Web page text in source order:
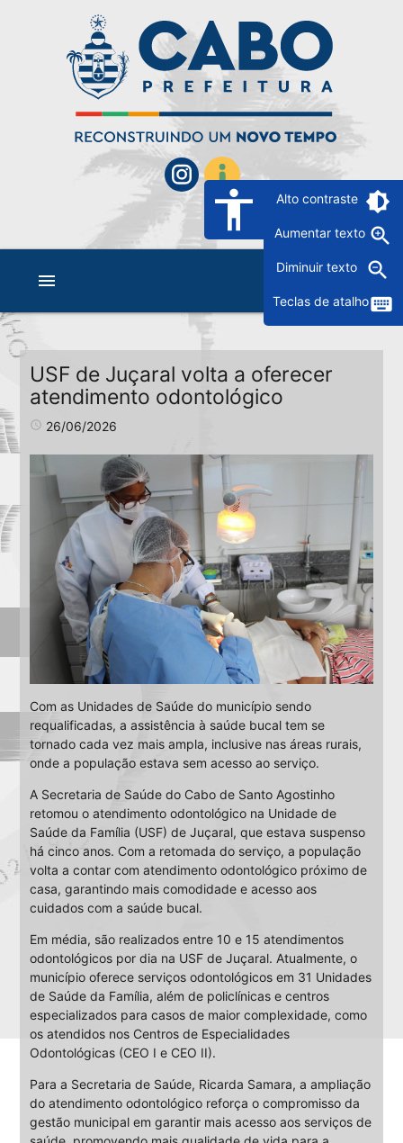
accessibility Alto contraste brightness_6
Aumentar texto zoom_in
Diminuir texto zoom_out
Teclas de atalhokeyboard
menu
USF de Juçaral volta a oferecer
atendimento odontológico
access_time 26/06/2026
Com as Unidades de Saúde do município sendo
requalificadas, a assistência à saúde bucal tem se
tornado cada vez mais ampla, inclusive nas áreas rurais,
onde a população estava sem acesso ao serviço.
A Secretaria de Saúde do Cabo de Santo Agostinho
retomou o atendimento odontológico na Unidade de
Saúde da Família (USF) de Juçaral, que estava suspenso
há cinco anos. Com a retomada do serviço, a população
volta a contar com atendimento odontológico próximo de
casa, garantindo mais comodidade e acesso aos
cuidados com a saúde bucal.
Em média, são realizados entre 10 e 15 atendimentos
odontológicos por dia na USF de Juçaral. Atualmente, o
município oferece serviços odontológicos em 31 Unidades
de Saúde da Família, além de policlínicas e centros
especializados para casos de maior complexidade, como
os atendidos nos Centros de Especialidades
Odontológicas (CEO I e CEO II).
Para a Secretaria de Saúde, Ricarda Samara, a ampliação
do atendimento odontológico reforça o compromisso da
gestão municipal em garantir mais acesso aos serviços de